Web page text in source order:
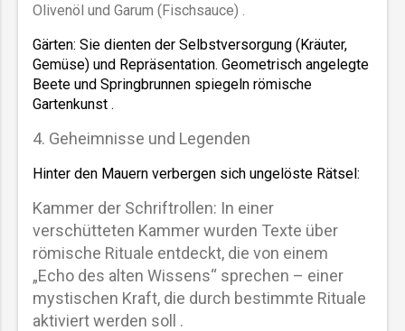
Olivenöl und Garum (Fischsauce) .
Gärten: Sie dienten der Selbstversorgung (Kräuter,
Gemüse) und Repräsentation. Geometrisch angelegte
Beete und Springbrunnen spiegeln römische
Gartenkunst .
4. Geheimnisse und Legenden
Hinter den Mauern verbergen sich ungelöste Rätsel:
Kammer der Schriftrollen: In einer
verschütteten Kammer wurden Texte über
römische Rituale entdeckt, die von einem
„Echo des alten Wissens“ sprechen – einer
mystischen Kraft, die durch bestimmte Rituale
aktiviert werden soll .